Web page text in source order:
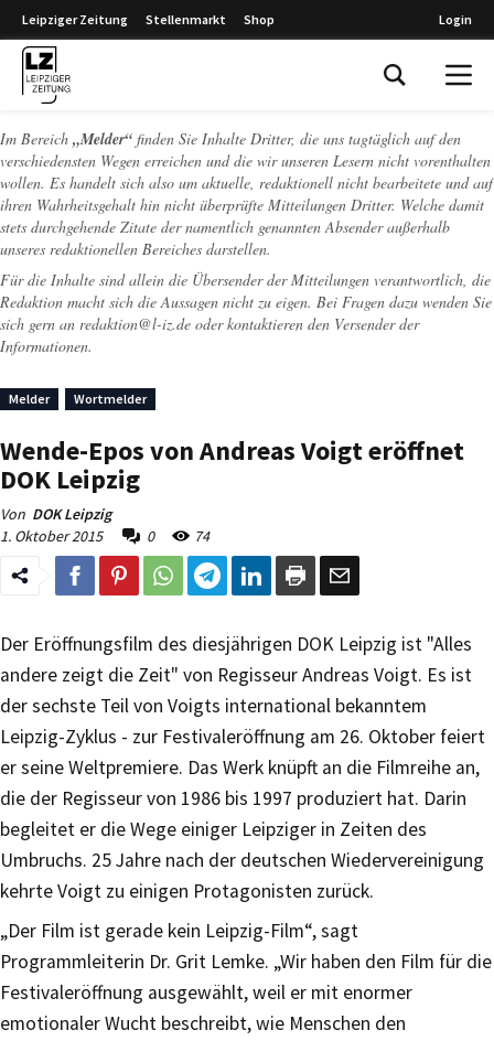
Leipziger Zeitung Stellenmarkt Shop Login
Im Bereich „Melder“ finden Sie Inhalte Dritter, die uns tagtäglich auf den
verschiedensten Wegen erreichen und die wir unseren Lesern nicht vorenthalten
wollen. Es handelt sich also um aktuelle, redaktionell nicht bearbeitete und auf
ihren Wahrheitsgehalt hin nicht überprüfte Mitteilungen Dritter. Welche damit
stets durchgehende Zitate der namentlich genannten Absender außerhalb
unseres redaktionellen Bereiches darstellen.
Für die Inhalte sind allein die Übersender der Mitteilungen verantwortlich, die
Redaktion macht sich die Aussagen nicht zu eigen. Bei Fragen dazu wenden Sie
sich gern an redaktion@l-iz.de oder kontaktieren den Versender der
Informationen.
Melder Wortmelder
Wende-Epos von Andreas Voigt eröffnet
DOK Leipzig
Von DOK Leipzig
1. Oktober 2015
0 74
Der Eröffnungsfilm des diesjährigen DOK Leipzig ist "Alles
andere zeigt die Zeit" von Regisseur Andreas Voigt. Es ist
der sechste Teil von Voigts international bekanntem
Leipzig-Zyklus - zur Festivaleröffnung am 26. Oktober feiert
er seine Weltpremiere. Das Werk knüpft an die Filmreihe an,
die der Regisseur von 1986 bis 1997 produziert hat. Darin
begleitet er die Wege einiger Leipziger in Zeiten des
Umbruchs. 25 Jahre nach der deutschen Wiedervereinigung
kehrte Voigt zu einigen Protagonisten zurück.
„Der Film ist gerade kein Leipzig-Film“, sagt
Programmleiterin Dr. Grit Lemke. „Wir haben den Film für die
Festivaleröffnung ausgewählt, weil er mit enormer
emotionaler Wucht beschreibt, wie Menschen den